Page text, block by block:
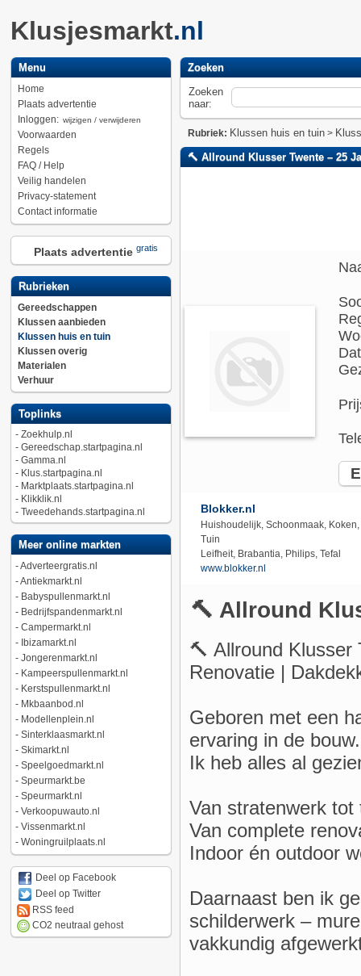
Klusjesmarkt.nl
Menu
Home
Plaats advertentie
Inloggen: wijzigen / verwijderen
Voorwaarden
Regels
FAQ / Help
Veilig handelen
Privacy-statement
Contact informatie
Plaats advertentie gratis
Rubrieken
Gereedschappen
Klussen aanbieden
Klussen huis en tuin
Klussen overig
Materialen
Verhuur
Toplinks
- Zoekhulp.nl
- Gereedschap.startpagina.nl
- Gamma.nl
- Klus.startpagina.nl
- Marktplaats.startpagina.nl
- Klikklik.nl
- Tweedehands.startpagina.nl
Meer online markten
-Adverteergratis.nl
-Antiekmarkt.nl
- Babyspullenmarkt.nl
- Bedrijfspandenmarkt.nl
- Campermarkt.nl
- Ibizamarkt.nl
- Jongerenmarkt.nl
- Kampeerspullenmarkt.nl
- Kerstspullenmarkt.nl
- Mkbaanbod.nl
- Modellenplein.nl
- Sinterklaasmarkt.nl
- Skimarkt.nl
- Speelgoedmarkt.nl
- Speurmarkt.be
- Speurmarkt.nl
- Verkoopuwauto.nl
- Vissenmarkt.nl
- Woningruilplaats.nl
Deel op Facebook
Deel op Twitter
RSS feed
CO2 neutraal gehost
Zoeken
Zoeken
naar:
Rubriek: Klussen huis en tuin>
🔨 Allround Klusser Twente – 25
Blokker.nl
Huishoudelijk, Schoonmaak, Koken,
Tuin
Leifheit, Brabantia, Philips, Tefal
www.blokker.nl
🔨 Allround
🔨 Allround Klusser
Renovatie |
Geboren met een
ervaring in de bouw.
Ik heb alles al
Van stratenwerk tot
Van complete
Indoor én outdoor
Daarnaast ben ik
schilderwerk –
vakkundig